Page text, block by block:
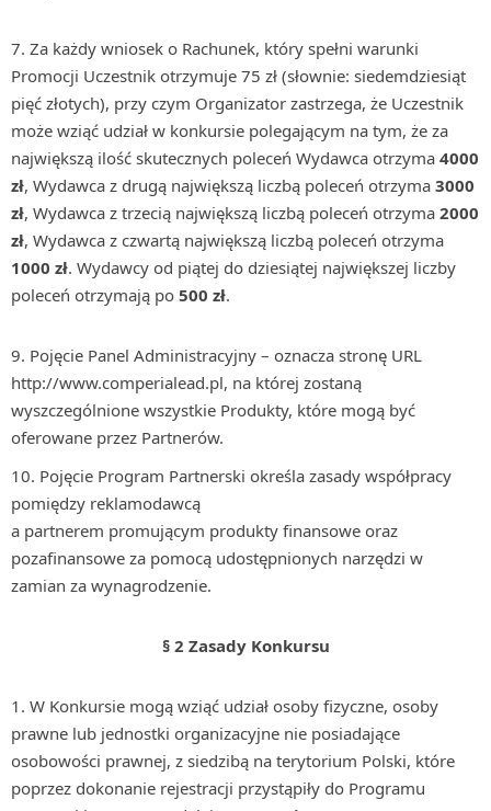
Za każdy wniosek o Rachunek, który spełni warunki
Promocji Uczestnik otrzymuje 75 zł (słownie: siedemdziesiąt
pięć złotych), przy czym Organizator zastrzega, że Uczestnik
może wziąć udział w konkursie polegającym na tym, że za
największą ilość skutecznych poleceń Wydawca otrzyma 4000
zł, Wydawca z drugą największą liczbą poleceń otrzyma 3000
zł, Wydawca z trzecią największą liczbą poleceń otrzyma 2000
zł, Wydawca z czwartą największą liczbą poleceń otrzyma
1000 zł. Wydawcy od piątej do dziesiątej największej liczby
poleceń otrzymają po 500 zł.
Pojęcie Panel Administracyjny – oznacza stronę URL
http://www.comperialead.pl, na której zostaną
wyszczególnione wszystkie Produkty, które mogą być
oferowane przez Partnerów.
Pojęcie Program Partnerski określa zasady współpracy
pomiędzy reklamodawcą
a partnerem promującym produkty finansowe oraz
pozafinansowe za pomocą udostępnionych narzędzi w
zamian za wynagrodzenie.
§ 2 Zasady Konkursu
W Konkursie mogą wziąć udział osoby fizyczne, osoby
prawne lub jednostki organizacyjne nie posiadające
osobowości prawnej, z siedzibą na terytorium Polski, które
poprzez dokonanie rejestracji przystąpiły do Programu